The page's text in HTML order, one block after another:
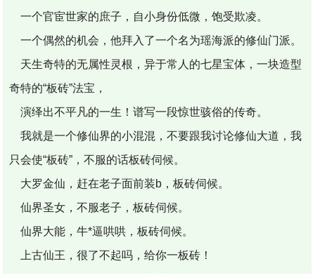
一个官宦世家的庶子，自小身份低微，饱受欺凌。
一个偶然的机会，他拜入了一个名为瑶海派的修仙门派。
天生奇特的无属性灵根，异于常人的七星宝体，一块造型
奇特的“板砖”法宝，
演绎出不平凡的一生！谱写一段惊世骇俗的传奇。
我就是一个修仙界的小混混，不要跟我讨论修仙大道，我
只会使“板砖”，不服的话板砖伺候。
大罗金仙，赶在老子面前装b，板砖伺候。
仙界圣女，不服老子，板砖伺候。
仙界大能，牛*逼哄哄，板砖伺候。
上古仙王，很了不起吗，给你一板砖！